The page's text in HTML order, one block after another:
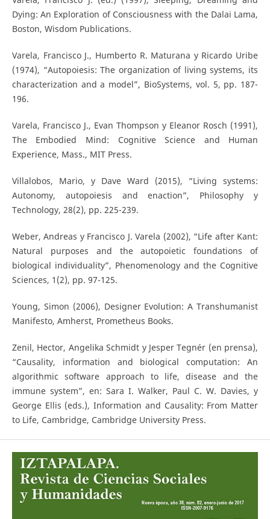
Dying: An Exploration of Consciousness with the Dalai Lama,
Boston, Wisdom Publications.
Varela, Francisco J., Humberto R. Maturana y Ricardo Uribe
(1974), “Autopoiesis: The organization of living systems, its
characterization and a model”, BioSystems, vol. 5, pp. 187-
196.
Varela, Francisco J., Evan Thompson y Eleanor Rosch (1991),
The Embodied Mind: Cognitive Science and Human
Experience, Mass., MIT Press.
Villalobos, Mario, y Dave Ward (2015), “Living systems:
Autonomy, autopoiesis and enaction”, Philosophy y
Technology, 28(2), pp. 225-239.
Weber, Andreas y Francisco J. Varela (2002), “Life after Kant:
Natural purposes and the autopoietic foundations of
biological individuality”, Phenomenology and the Cognitive
Sciences, 1(2), pp. 97-125.
Young, Simon (2006), Designer Evolution: A Transhumanist
Manifesto, Amherst, Prometheus Books.
Zenil, Hector, Angelika Schmidt y Jesper Tegnér (en prensa),
“Causality, information and biological computation: An
algorithmic software approach to life, disease and the
immune system”, en: Sara I. Walker, Paul C. W. Davies, y
George Ellis (eds.), Information and Causality: From Matter
to Life, Cambridge, Cambridge University Press.